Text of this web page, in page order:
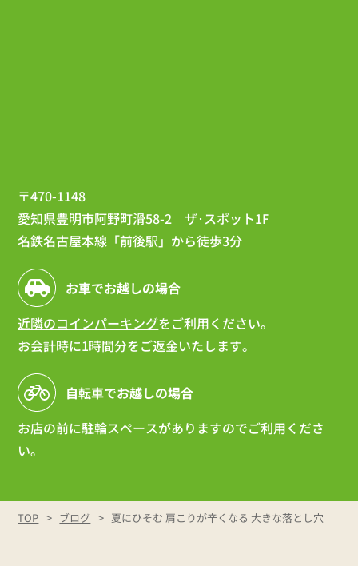
〒470-1148
愛知県豊明市阿野町滑58-2 ザ･スポット1F
名鉄名古屋本線「前後駅」から徒歩3分
お車でお越しの場合
近隣のコインパーキングをご利用ください。
お会計時に1時間分をご返金いたします。
自転車でお越しの場合
お店の前に駐輪スペースがありますのでご利用くださ
い。
TOP ブログ 夏にひそむ 肩こりが辛くなる 大きな落とし穴